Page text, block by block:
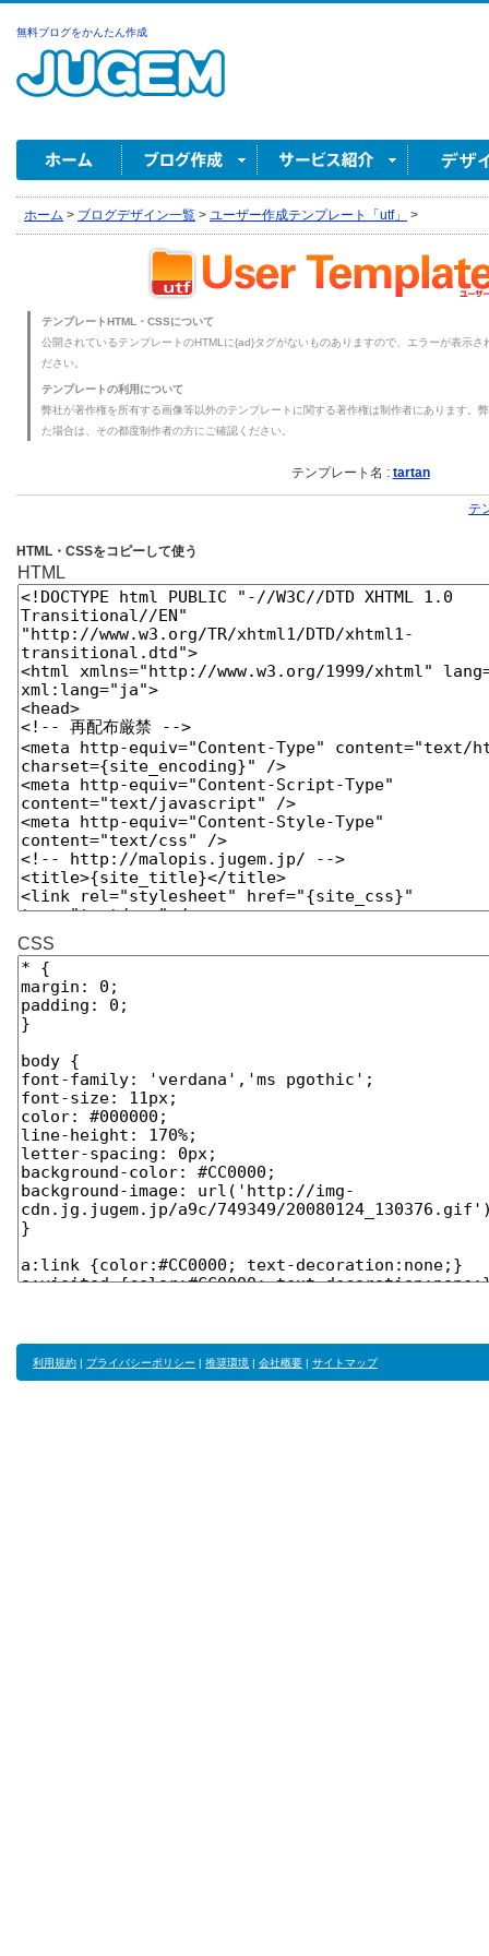
無料ブログをかんたん作成
ホーム > ブログデザイン一覧 > ユーザー作成テンプレート「utf」 >
テンプレートHTML・CSSについて
公開されているテンプレートのHTMLに{ad}タグがないものありますので、エラーが表示
ださい。
テンプレートの利用について
弊社が著作権を所有する画像等以外のテンプレートに関する著作権は制作者にあります。
た場合は、その都度制作者の方にご確認ください。
テンプレート名 : tartan
テ
HTML・CSSをコピーして使う
HTML
CSS
利用規約 | プライバシーポリシー | 推奨環境 | 会社概要 | サイトマップ